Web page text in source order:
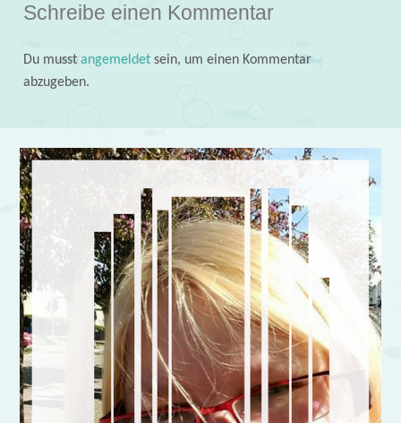
Schreibe einen Kommentar
Du musstangemeldetsein, um einen Kommentar
abzugeben.